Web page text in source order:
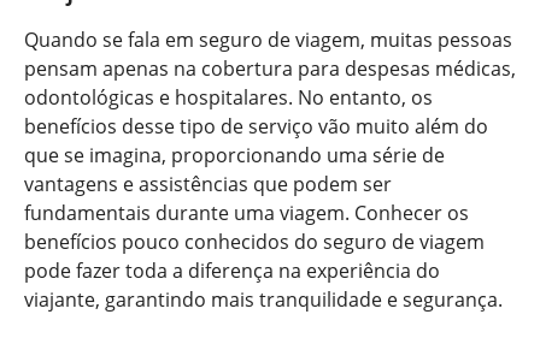
Quando se fala em seguro de viagem, muitas pessoas
pensam apenas na cobertura para despesas médicas,
odontológicas e hospitalares. No entanto, os
benefícios desse tipo de serviço vão muito além do
que se imagina, proporcionando uma série de
vantagens e assistências que podem ser
fundamentais durante uma viagem. Conhecer os
benefícios pouco conhecidos do seguro de viagem
pode fazer toda a diferença na experiência do
viajante, garantindo mais tranquilidade e segurança.